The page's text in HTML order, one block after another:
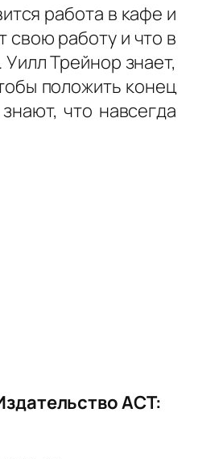
работа в кафе и
свою работу и что в
Трейнор знает,
положить конец
что навсегда
АСТ: